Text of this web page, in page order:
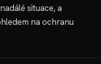
situace, a
na ochranu